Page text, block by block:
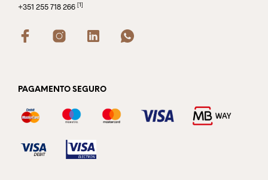
+351 255 718 266 [1]
PAGAMENTO SEGURO